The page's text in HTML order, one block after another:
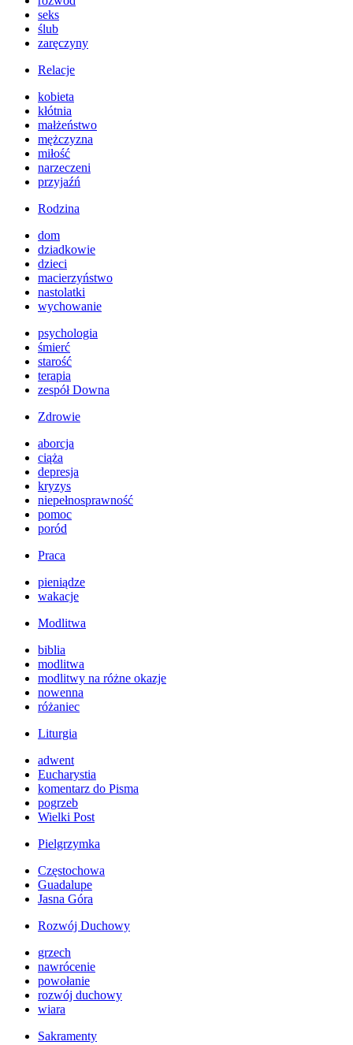
seks
ślub
zaręczyny
Relacje
kobieta
kłótnia
małżeństwo
mężczyzna
miłość
narzeczeni
przyjaźń
Rodzina
dom
dziadkowie
dzieci
macierzyństwo
nastolatki
wychowanie
psychologia
śmierć
starość
terapia
zespół Downa
Zdrowie
aborcja
ciąża
depresja
kryzys
niepełnosprawność
pomoc
poród
Praca
pieniądze
wakacje
Modlitwa
biblia
modlitwa
modlitwy na różne okazje
nowenna
różaniec
Liturgia
adwent
Eucharystia
komentarz do Pisma
pogrzeb
Wielki Post
Pielgrzymka
Częstochowa
Guadalupe
Jasna Góra
Rozwój Duchowy
grzech
nawrócenie
powołanie
rozwój duchowy
wiara
Sakramenty